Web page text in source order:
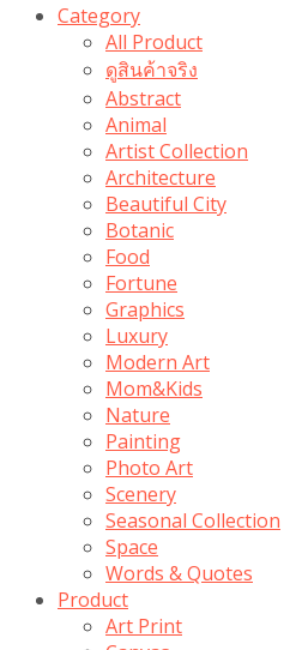
Category
All Product
ดูสินค้าจริง
Abstract
Animal
Artist Collection
Architecture
Beautiful City
Botanic
Food
Fortune
Graphics
Luxury
Modern Art
Mom&Kids
Nature
Painting
Photo Art
Scenery
Seasonal Collection
Space
Words & Quotes
Product
Art Print